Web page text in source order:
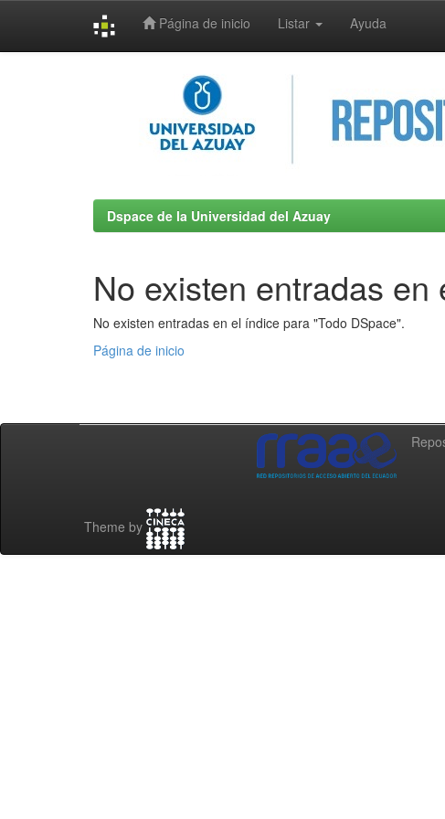
Página de inicio Listar Ayuda
Dspace de la Universidad del Azuay
No existen entradas en
No existen entradas en el índice para "Todo DSpace".
Página de inicio
Theme by